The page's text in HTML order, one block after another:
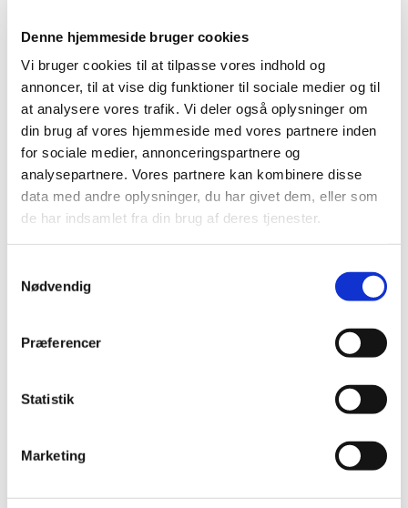
Denne hjemmeside bruger cookies
Vi bruger cookies til at tilpasse vores indhold og
annoncer, til at vise dig funktioner til sociale medier og til
at analysere vores trafik. Vi deler også oplysninger om
din brug af vores hjemmeside med vores partnere inden
for sociale medier, annonceringspartnere og
analysepartnere. Vores partnere kan kombinere disse
data med andre oplysninger, du har givet dem, eller som
de har indsamlet fra din brug af deres tjenester.
Nødvendig
Præferencer
Statistik
Marketing
september (2)
april (3)
marts (1)
februar (1)
januar (1)
2024 (21)
2023 (21)
2022 (11)
2020 (19)
2015 (31)
2013 (45)